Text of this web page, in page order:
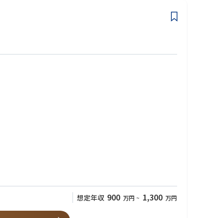
3年ある方
想定年収 900 万円 ~ 1,300 万円